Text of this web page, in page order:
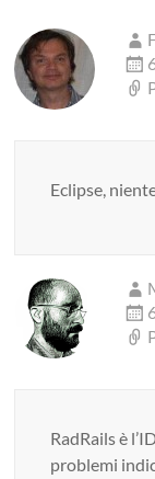
Eclipse,
RadRails è
problemi